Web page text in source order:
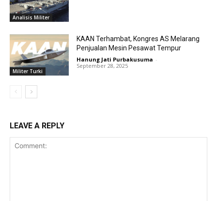
Analisis Militer
Militer Turki
KAAN Terhambat, Kongres AS Melarang
Penjualan Mesin Pesawat Tempur
Hanung Jati Purbakusuma -
September 28, 2025
LEAVE A REPLY